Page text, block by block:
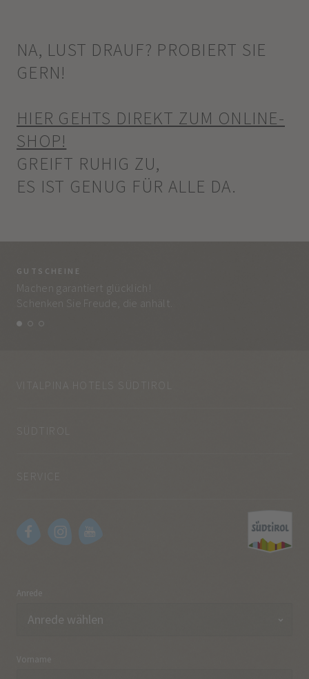
NA, LUST DRAUF? PROBIERT SIE
GERN!
HIER GEHTS DIREKT ZUM ONLINE-
SHOP!
GREIFT RUHIG ZU,
ES IST GENUG FÜR ALLE DA.
GUTSCHEINE
Machen garantiert glücklich!
Schenken Sie Freude, die anhält.
VITALPINA HOTELS SÜDTIROL
SÜDTIROL
Anrede
Vorname